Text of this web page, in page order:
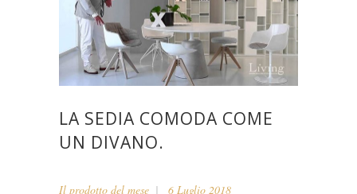
LA SEDIA COMODA COME
UN DIVANO.
Il prodotto del mese 6 Luglio 2018